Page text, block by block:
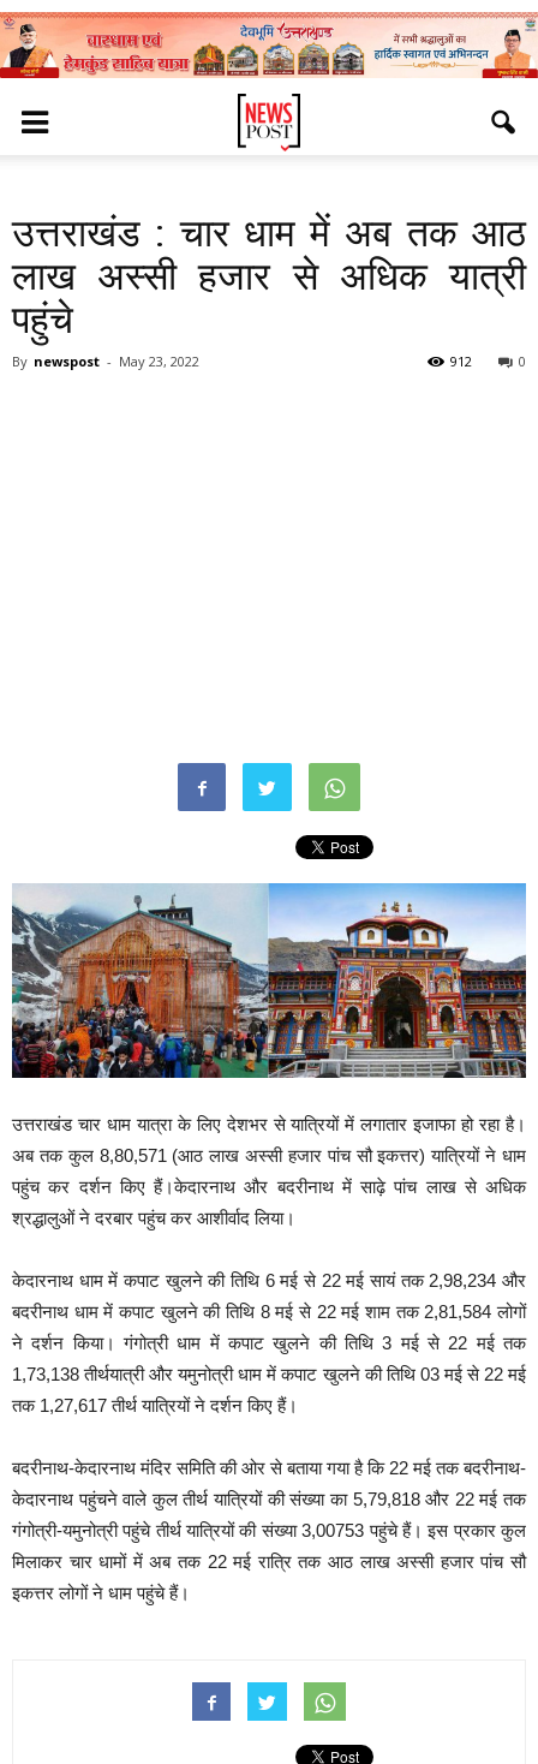
उत्तराखंड : चार धाम में अब तक आठ
लाख अस्सी हजार से अधिक यात्री
पहुंचे
By newspost - May 23, 2022 0
912
उत्तराखंड चार धाम यात्रा के लिए देशभर से यात्रियों में लगातार इजाफा हो रहा है।
अब तक कुल 8,80,571 (आठ लाख अस्सी हजार पांच सौ इकत्तर) यात्रियों ने धाम
पहुंच कर दर्शन किए हैं।केदारनाथ और बदरीनाथ में साढ़े पांच लाख से अधिक
श्रद्धालुओं ने दरबार पहुंच कर आशीर्वाद लिया।
केदारनाथ धाम में कपाट खुलने की तिथि 6 मई से 22 मई सायं तक 2,98,234 और
बदरीनाथ धाम में कपाट खुलने की तिथि 8 मई से 22 मई शाम तक 2,81,584 लोगों
ने दर्शन किया। गंगोत्री धाम में कपाट खुलने की तिथि 3 मई से 22 मई तक
1,73,138 तीर्थयात्री और यमुनोत्री धाम में कपाट खुलने की तिथि 03 मई से 22 मई
तक 1,27,617 तीर्थ यात्रियों ने दर्शन किए हैं।
बदरीनाथ-केदारनाथ मंदिर समिति की ओर से बताया गया है कि 22 मई तक बदरीनाथ-
केदारनाथ पहुंचने वाले कुल तीर्थ यात्रियों की संख्या का 5,79,818 और 22 मई तक
गंगोत्री-यमुनोत्री पहुंचे तीर्थ यात्रियों की संख्या 3,00753 पहुंचे हैं। इस प्रकार कुल
मिलाकर चार धामों में अब तक 22 मई रात्रि तक आठ लाख अस्सी हजार पांच सौ
इकत्तर लोगों ने धाम पहुंचे हैं।